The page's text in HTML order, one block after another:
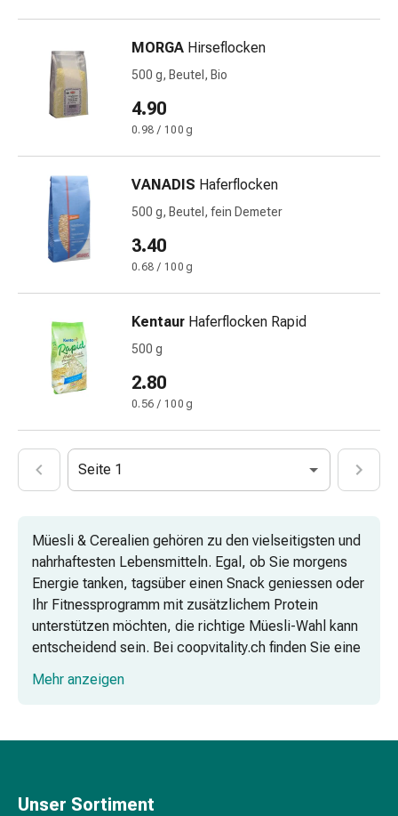
Erkrankungen
Schwindelgefühl
Stoffwechsel
Osteoporose
Immunsuppressiva
Insektenschutz
und
-
mittel
Mücken-
Anti-
Wurmmittel
Rezeptpflichtige
Arzneimittel
Rezeptpflichtige
Arzneimittel
Vaginalbeschwerden
Menstruation
Wechseljahre
Vaginalgesundheit
Vitamine
&
Mineralstoffe
Vitamine
Mineralstoffe
Zahn-
Mund
MORGA Hirseflocken
500 g, Beutel, Bio
4.90
0.98 / 100 g
VANADIS Haferflocken
500 g, Beutel, fein Demeter
3.40
0.68 / 100 g
Kentaur Haferflocken Rapid
500 g
2.80
0.56 / 100 g
Seite 1
Müesli & Cerealien gehören zu den vielseitigsten und
nahrhaftesten Lebensmitteln. Egal, ob Sie morgens
Energie tanken, tagsüber einen Snack geniessen oder
Ihr Fitnessprogramm mit zusätzlichem Protein
unterstützen möchten, die richtige Müesli-Wahl kann
entscheidend sein. Bei coopvitality.ch finden Sie eine
grosse Auswahl an Müeslis und Cerealien, die optimal
auf diese Bedürfnisse abgestimmt sind.
Mehr anzeigen
Unser Sortiment